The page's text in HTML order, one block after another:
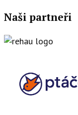
Naši partneři